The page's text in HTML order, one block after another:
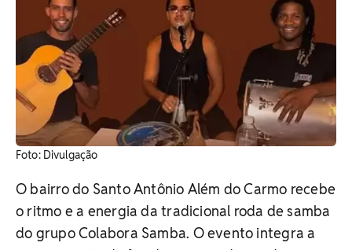
Foto: Divulgação
O bairro do Santo Antônio Além do Carmo recebe
o ritmo e a energia da tradicional roda de samba
do grupo Colabora Samba. O evento integra a